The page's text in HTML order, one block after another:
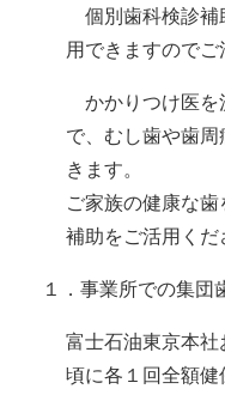
個別歯科検診補
用できますのでご
かかりつけ医を
で、むし歯や歯
きます。
ご家族の健康な
補助をご活用くだ
１．事業所での集団
富士石油東京本
頃に各１回全額健